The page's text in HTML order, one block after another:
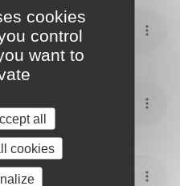
cookies
control
want to
all
cookies